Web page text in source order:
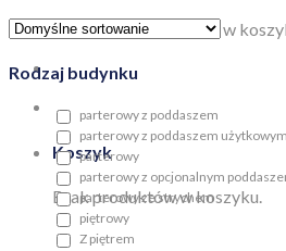
Brak produktów w
Koszyk
Brak produktów w koszyku.
Rodzaj budynku
parterowy z poddaszem
parterowy z poddaszem użytkowym
parterowy
parterowy z opcjonalnym
parterowy ze strychem
piętrowy
Z piętrem